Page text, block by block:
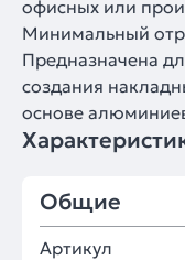
офисных или
Минимальный
Предназначена
создания
основе
Общие
Артикул